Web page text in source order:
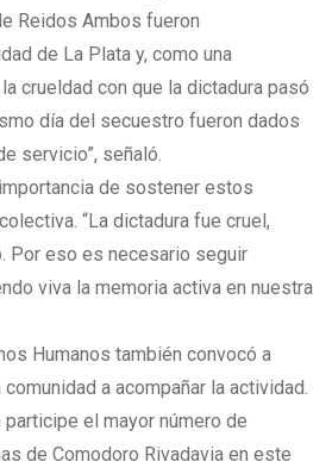
Reidos Ambos fueron
de La Plata y, como una
crueldad con que la dictadura pasó
día del secuestro fueron dados
servicio”, señaló.
de sostener estos
“La dictadura fue cruel,
Por eso es necesario seguir
viva la memoria activa en nuestra
Humanos también convocó a
a acompañar la actividad.
participe el mayor número de
de Comodoro Rivadavia en este